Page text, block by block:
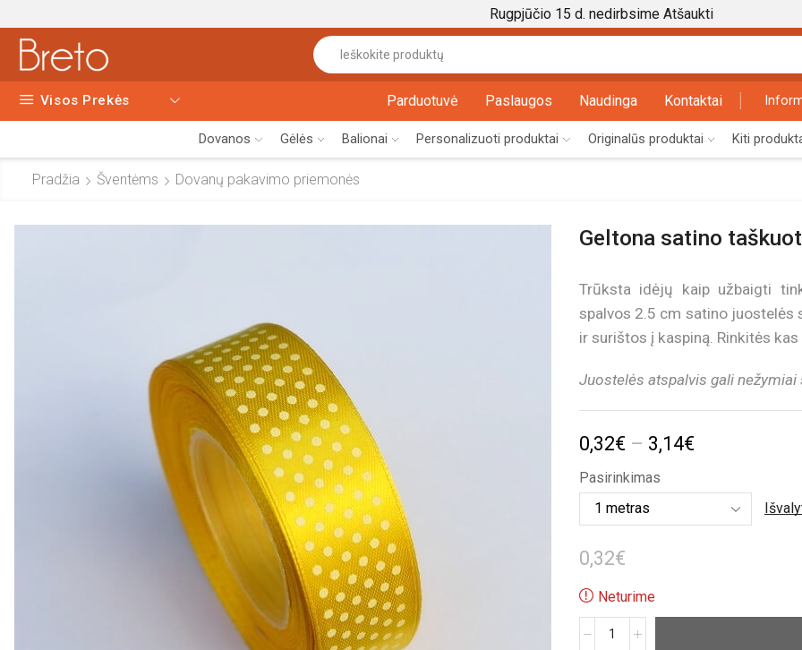
Rugpjūčio 15 d. nedirbsime Atšaukti
input
Visos Prekės Parduotuvė Paslaugos Naudinga Kontaktai
Dovanos Gėlės Balionai Personalizuoti produktai Originalūs produktai Kiti
Pradžia Šventėms Dovanų pakavimo priemonės
Geltona satino
Trūksta idėjų kaip užbaigti
spalvos 2.5 cm satino juostelės
ir surištos į kaspiną. Rinkitės
Juostelės atspalvis gali
0,32€ – 3,14€Price
0,32€
Pasirinkimas
0,32€
Neturime
produkto